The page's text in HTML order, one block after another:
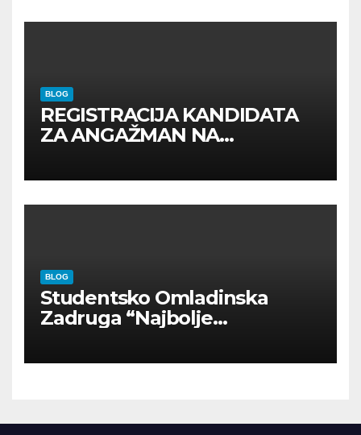
BLOG
REGISTRACIJA KANDIDATA
ZA ANGAŽMAN NA
BLOG
Studentsko Omladinska
Zadruga “Najbolje